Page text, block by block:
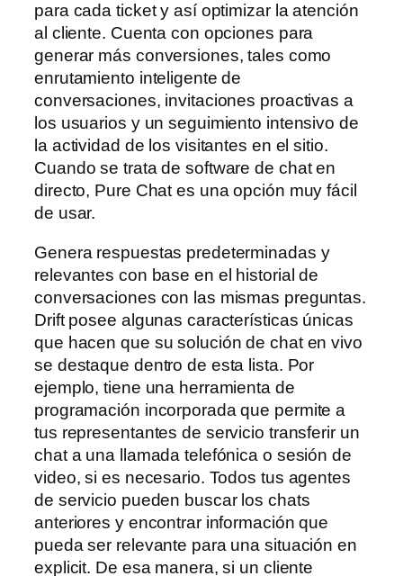
para cada ticket y así optimizar la atención
al cliente. Cuenta con opciones para
generar más conversiones, tales como
enrutamiento inteligente de
conversaciones, invitaciones proactivas a
los usuarios y un seguimiento intensivo de
la actividad de los visitantes en el sitio.
Cuando se trata de software de chat en
directo, Pure Chat es una opción muy fácil
de usar.
Genera respuestas predeterminadas y
relevantes con base en el historial de
conversaciones con las mismas preguntas.
Drift posee algunas características únicas
que hacen que su solución de chat en vivo
se destaque dentro de esta lista. Por
ejemplo, tiene una herramienta de
programación incorporada que permite a
tus representantes de servicio transferir un
chat a una llamada telefónica o sesión de
video, si es necesario. Todos tus agentes
de servicio pueden buscar los chats
anteriores y encontrar información que
pueda ser relevante para una situación en
explicit. De esa manera, si un cliente